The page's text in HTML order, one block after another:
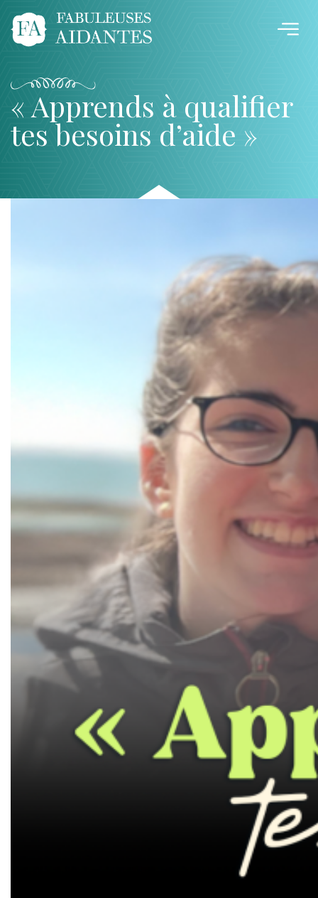
« Apprends à qualifier
tes besoins d’aide »